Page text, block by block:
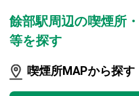
餘部駅周辺の喫煙所
等を探す
喫煙所MAPから探す